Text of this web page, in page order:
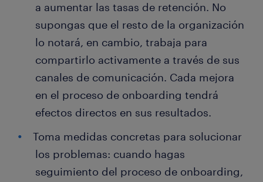
a aumentar las tasas de retención. No
supongas que el resto de la organización
lo notará, en cambio, trabaja para
compartirlo activamente a través de sus
canales de comunicación. Cada mejora
en el proceso de onboarding tendrá
efectos directos en sus resultados.
Toma medidas concretas para solucionar
los problemas: cuando hagas
seguimiento del proceso de onboarding,